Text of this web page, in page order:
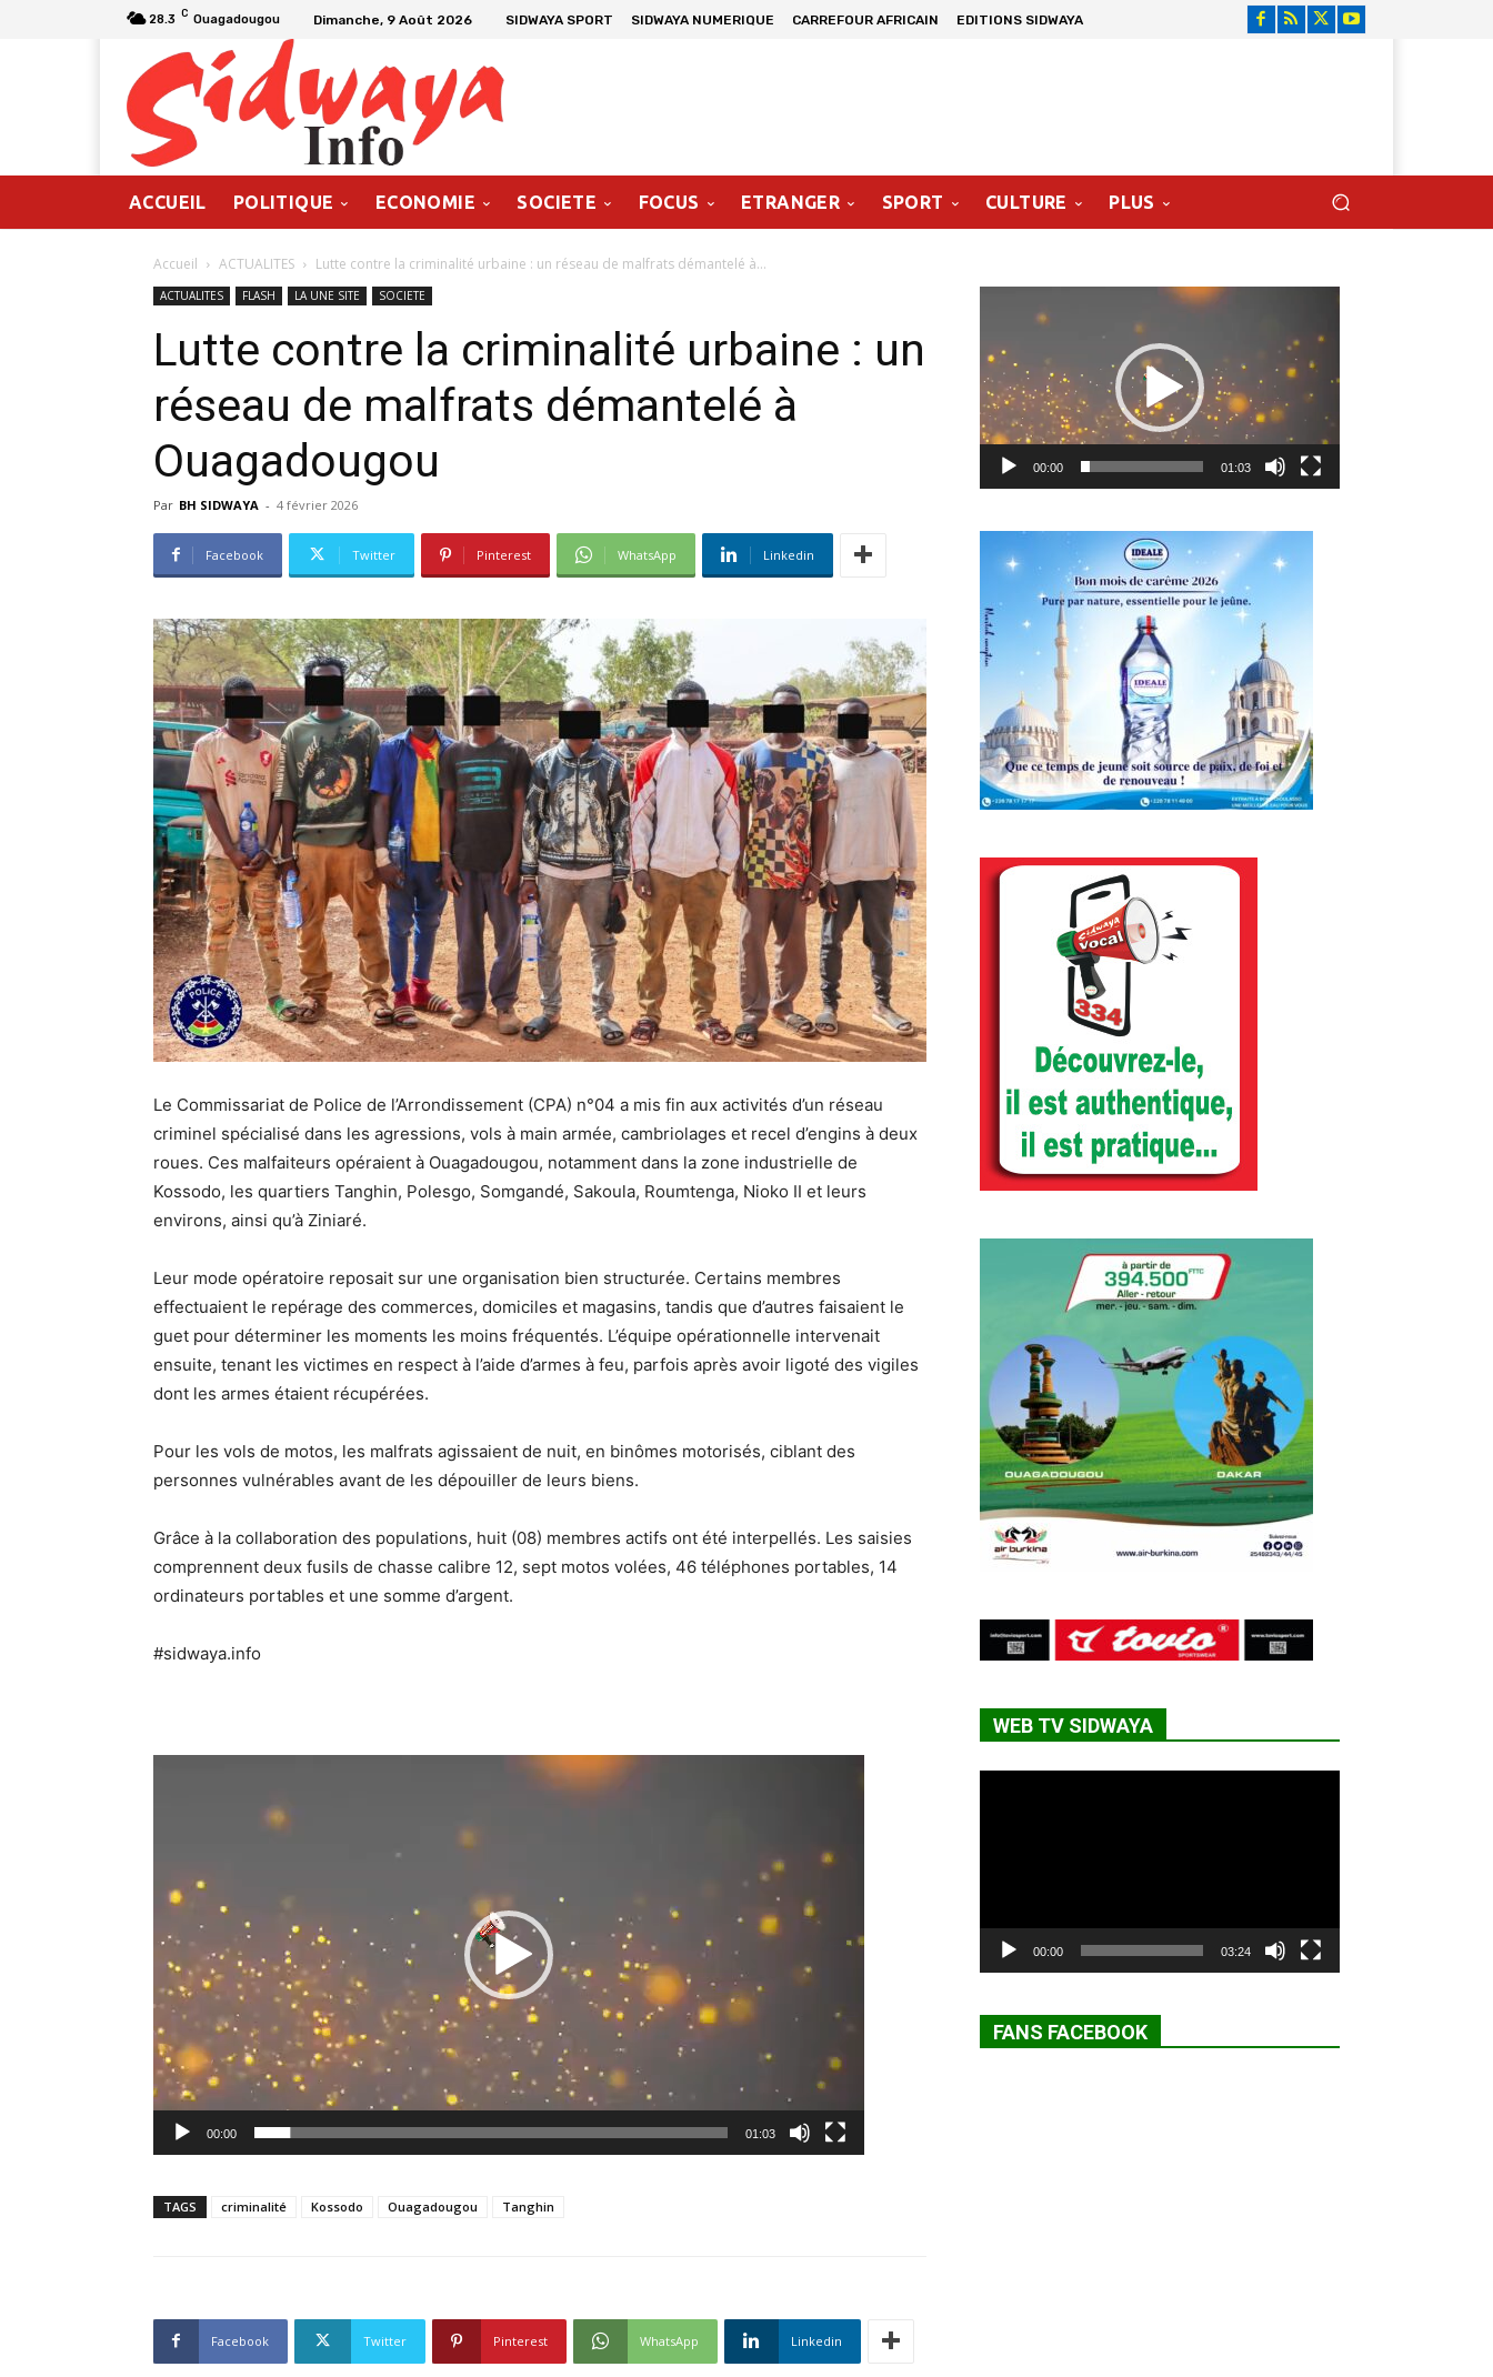
28.3 C Ouagadougou Dimanche, 9 Août 2026 SIDWAYA SPORT SIDWAYA NUMERIQUE CARREFOUR AFRICAIN EDITIONS SIDWAYA
ACCUEIL POLITIQUE ECONOMIE SOCIETE FOCUS ETRANGER SPORT CULTURE PLUS
Accueil ACTUALITES Lutte contre la criminalité urbaine : un réseau de malfrats démantelé à...
ACTUALITES FLASH LA UNE SITE SOCIETE
Lutte contre la criminalité urbaine : un
réseau de malfrats démantelé à
Ouagadougou
Par BH SIDWAYA - 4 février 2026
Facebook Twitter Pinterest WhatsApp Linkedin
Le Commissariat de Police de l’Arrondissement (CPA) n°04 a mis fin aux activités d’un réseau
criminel spécialisé dans les agressions, vols à main armée, cambriolages et recel d’engins à deux
roues. Ces malfaiteurs opéraient à Ouagadougou, notamment dans la zone industrielle de
Kossodo, les quartiers Tanghin, Polesgo, Somgandé, Sakoula, Roumtenga, Nioko II et leurs
environs, ainsi qu’à Ziniaré.
Leur mode opératoire reposait sur une organisation bien structurée. Certains membres
effectuaient le repérage des commerces, domiciles et magasins, tandis que d’autres faisaient le
guet pour déterminer les moments les moins fréquentés. L’équipe opérationnelle intervenait
ensuite, tenant les victimes en respect à l’aide d’armes à feu, parfois après avoir ligoté des vigiles
dont les armes étaient récupérées.
Pour les vols de motos, les malfrats agissaient de nuit, en binômes motorisés, ciblant des
personnes vulnérables avant de les dépouiller de leurs biens.
Grâce à la collaboration des populations, huit (08) membres actifs ont été interpellés. Les saisies
comprennent deux fusils de chasse calibre 12, sept motos volées, 46 téléphones portables, 14
ordinateurs portables et une somme d’argent.
#sidwaya.info
Lecteur
00:00 01:03
TAGS criminalité Kossodo Ouagadougou Tanghin
Facebook Twitter Pinterest WhatsApp Linkedin
00:00 01:03
WEB TV SIDWAYA
00:00 03:24
FANS FACEBOOK